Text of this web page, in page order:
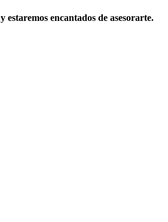
y estaremos encantados de asesorarte.